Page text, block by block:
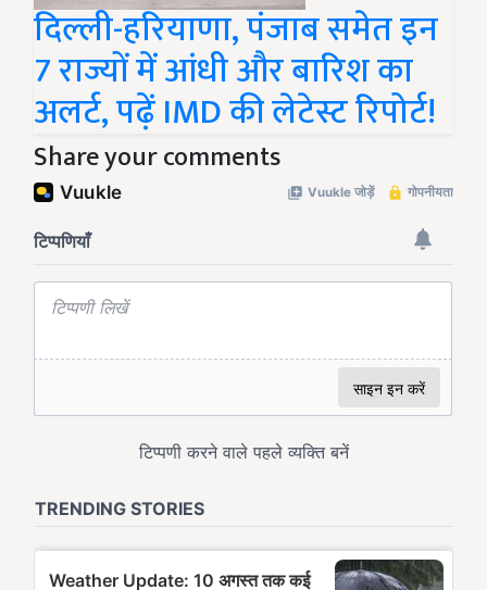
दिल्ली-हरियाणा, पंजाब समेत इन
7 राज्यों में आंधी और बारिश का
अलर्ट, पढ़ें IMD की लेटेस्ट रिपोर्ट!
Share your comments